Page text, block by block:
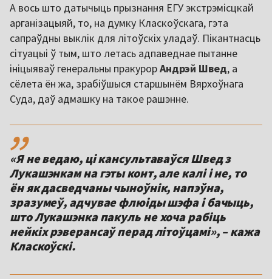
А вось што датычыць прызнання ЕГУ экстрэмісцкай
арганізацыяй, то, на думку Класкоўскага, гэта
сапраўдны выклік для літоўскіх уладаў. Пікантнасць
сітуацыі ў тым, што летась адпаведнае пытанне
ініцыяваў генеральны пракурорАндрэй Швед, а
сёлета ён жа, зрабіўшыся старшынём Вярхоўнага
Суда, даў адмашку на такое рашэнне.
,,
«Я не ведаю, ці кансультаваўся Швед з
Лукашэнкам на гэты конт, але калі і не, то
ён як дасведчаны чыноўнік, напэўна,
зразумеў, адчувае флюіды шэфа і бачыць,
што Лукашэнка пакуль не хоча рабіць
нейкіх рэверансаў перад літоўцамі», – кажа
Класкоўскі.